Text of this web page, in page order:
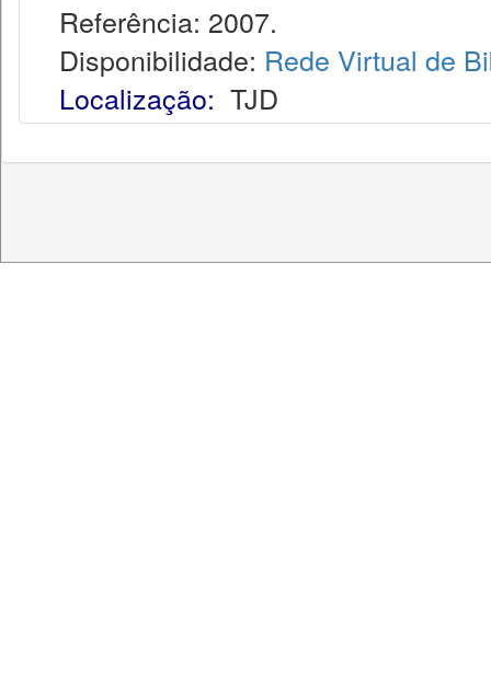
Referência: 2007.
Disponibilidade: Rede Virtual de
Localização: TJD